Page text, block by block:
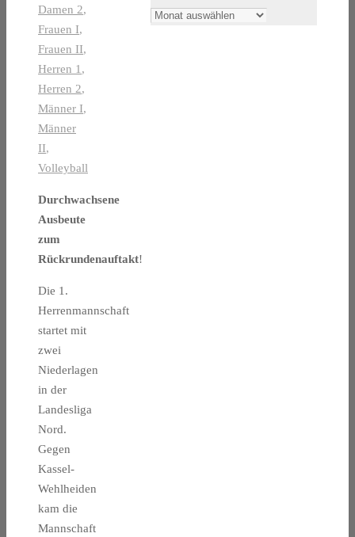
Damen 2,
Frauen I,
Frauen II,
Herren 1,
Herren 2,
Männer I,
Männer
II,
Volleyball
Durchwachsene
Ausbeute
zum
Rückrundenauftakt!
Die 1.
Herrenmannschaft
startet mit
zwei
Niederlagen
in der
Landesliga
Nord.
Gegen
Kassel-
Wehlheiden
kam die
Mannschaft
Archiv